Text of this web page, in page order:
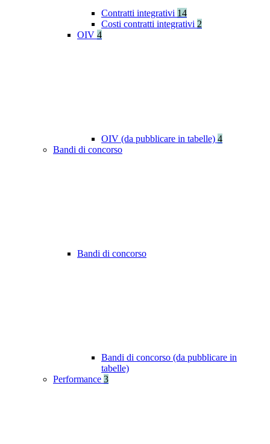
Contratti integrativi 14
Costi contratti integrativi 2
OIV 4
OIV (da pubblicare in tabelle) 4
Bandi di concorso
Bandi di concorso
Bandi di concorso (da pubblicare in
tabelle)
Performance 3